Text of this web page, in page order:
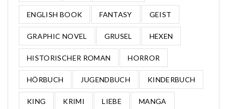
ENGLISH BOOK FANTASY GEIST
GRAPHIC NOVEL GRUSEL HEXEN
HISTORISCHER ROMAN HORROR
HÖRBUCH JUGENDBUCH KINDERBUCH
KING KRIMI LIEBE MANGA